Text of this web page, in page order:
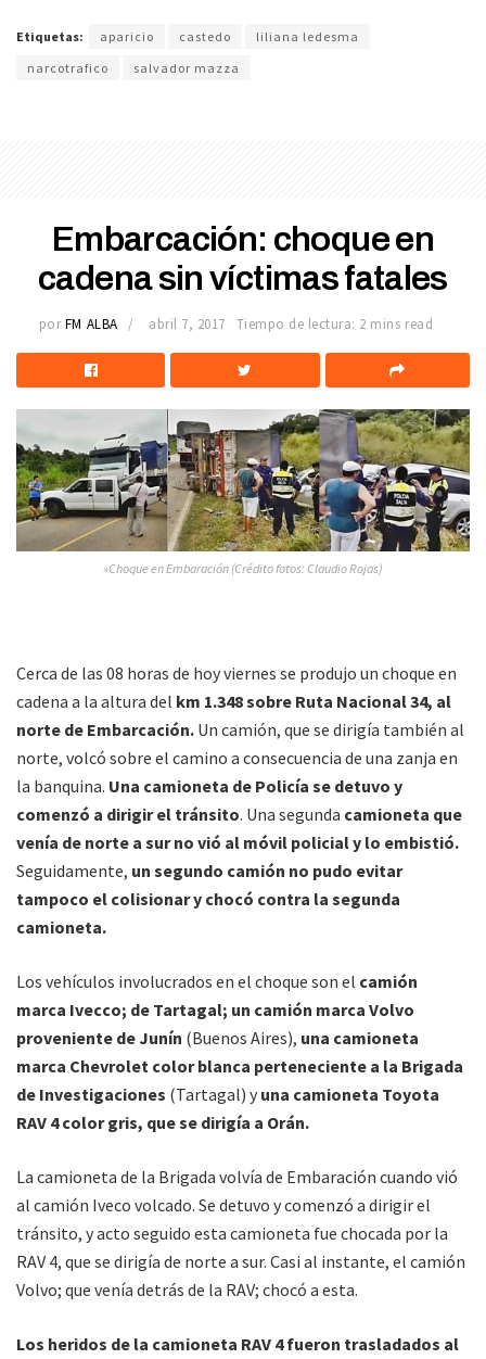
Etiquetas: aparicio castedo
liliana ledesma
narcotrafico
salvador mazza
Embarcación: choque en
cadena sin víctimas fatales
por FM ALBA abril 7, 2017 Tiempo de lectura: 2 mins read
»Choque en Embaración (Crédito fotos: Claudio Rojas)
Cerca de las 08 horas de hoy viernes se produjo un choque en
cadena a la altura del km 1.348 sobre Ruta Nacional 34, al
norte de Embarcación. Un camión, que se dirigía también al
norte, volcó sobre el camino a consecuencia de una zanja en
la banquina. Una camioneta de Policía se detuvo y
comenzó a dirigir el tránsito. Una segunda camioneta que
venía de norte a sur no vió al móvil policial y lo embistió.
Seguidamente, un segundo camión no pudo evitar
tampoco el colisionar y chocó contra la segunda
camioneta.
Los vehículos involucrados en el choque son el camión
marca Ivecco; de Tartagal; un camión marca Volvo
proveniente de Junín (Buenos Aires), una camioneta
marca Chevrolet color blanca perteneciente a la Brigada
de Investigaciones (Tartagal) y una camioneta Toyota
RAV 4 color gris, que se dirigía a Orán.
La camioneta de la Brigada volvía de Embaración cuando vió
al camión Iveco volcado. Se detuvo y comenzó a dirigir el
tránsito, y acto seguido esta camioneta fue chocada por la
RAV 4, que se dirigía de norte a sur. Casi al instante, el camión
Volvo; que venía detrás de la RAV; chocó a esta.
Los heridos de la camioneta RAV 4 fueron trasladados al